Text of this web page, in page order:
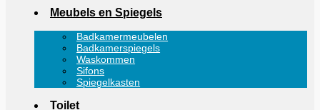
Meubels en Spiegels
Badkamermeubelen
Badkamerspiegels
Waskommen
Sifons
Spiegelkasten
Toilet